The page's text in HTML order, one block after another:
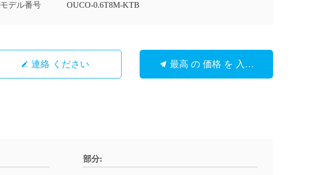
モデル番号 OUCO-0.6T8M-KTB
連絡 ください 最高 の 価格 を 入手 する
部分: